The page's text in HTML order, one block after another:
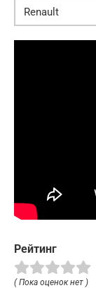
Renault
Рейтинг
( Пока оценок нет )